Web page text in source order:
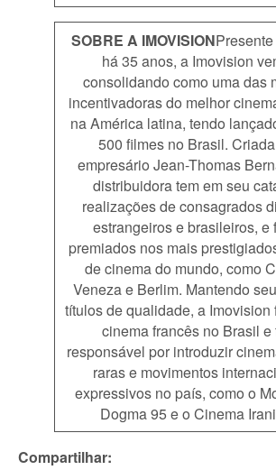
SOBRE A IMOVISION
há 35 anos, a Imovision
consolidando como uma das
incentivadoras do melhor
na América latina, tendo
500 filmes no Brasil.
empresário Jean-Thomas
distribuidora tem em seu
realizações de consagrados
estrangeiros e brasileiros, e
premiados nos mais
de cinema do mundo, como
Veneza e Berlim. Mantendo
títulos de qualidade, a Imovision
cinema francês no Brasil e
responsável por introduzir
raras e movimentos
expressivos no país, como o
Dogma 95 e o Cinema
Compartilhar: